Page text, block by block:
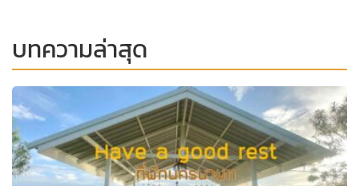
บทความล่าสุด